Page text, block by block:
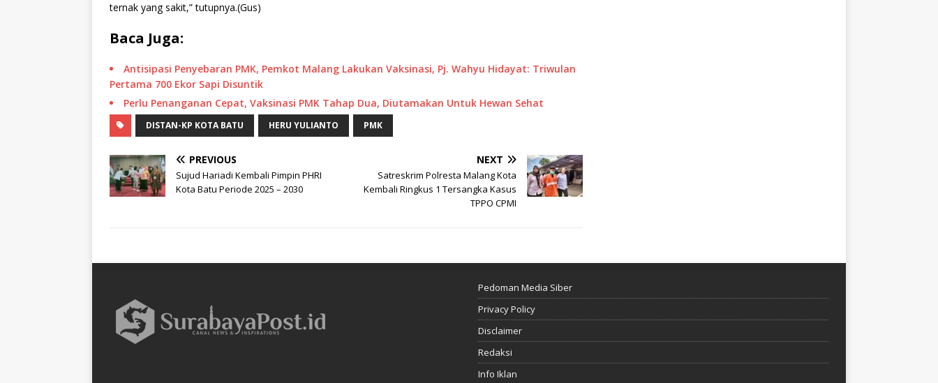
ternak yang sakit,” tutupnya.(Gus)
Baca Juga:
Antisipasi Penyebaran PMK, Pemkot Malang Lakukan Vaksinasi, Pj. Wahyu Hidayat: Triwulan
Pertama 700 Ekor Sapi Disuntik
Perlu Penanganan Cepat, Vaksinasi PMK Tahap Dua, Diutamakan Untuk Hewan Sehat
DISTAN-KP KOTA BATU HERU YULIANTO PMK
PREVIOUS
Sujud Hariadi Kembali Pimpin PHRI
Kota Batu Periode 2025 – 2030
NEXT
Satreskrim Polresta Malang Kota
Kembali Ringkus 1 Tersangka Kasus
TPPO CPMI
Pedoman Media Siber
Privacy Policy
Disclaimer
Redaksi
Info Iklan